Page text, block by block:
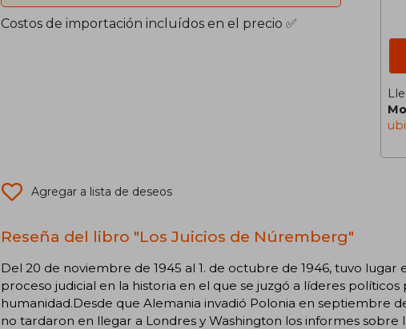
Costos de importación incluídos en el precio ✅
Agregar a lista de deseos
Reseña del libro "Los Juicios de Núremberg"
Del 20 de noviembre de 1945 al 1. de octubre de 1946, tuvo
proceso judicial en la historia en el que se juzgó a líderes
humanidad.Desde que Alemania invadió Polonia en septiembre
no tardaron en llegar a Londres y Washington los informes sobre